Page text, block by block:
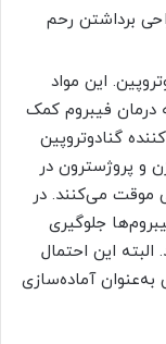
برداشتن رحم
این مواد
درمان فیبروم کمک
گنادوتروپین
و پروژسترون در
موقت می‌کنند. در
جلوگیری
این احتمال
آماده‌سازی